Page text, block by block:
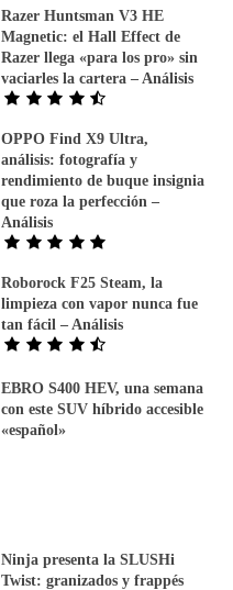
Razer Huntsman V3 HE
Magnetic: el Hall Effect de
Razer llega «para los pro» sin
vaciarles la cartera – Análisis
OPPO Find X9 Ultra,
análisis: fotografía y
rendimiento de buque insignia
que roza la perfección –
Análisis
Roborock F25 Steam, la
limpieza con vapor nunca fue
tan fácil – Análisis
EBRO S400 HEV, una semana
con este SUV híbrido accesible
«español»
Ninja presenta la SLUSHi
Twist: granizados y frappés